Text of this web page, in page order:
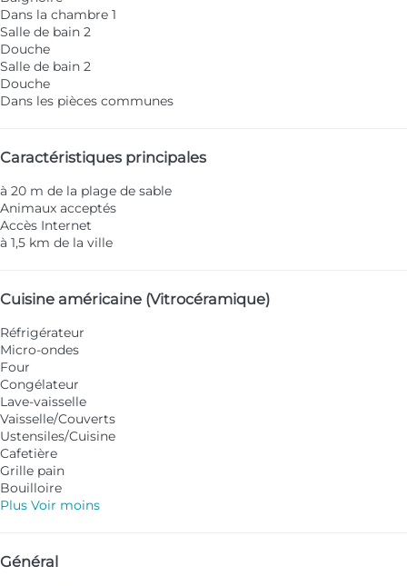
Dans la chambre 1
Salle de bain 2
Douche
Salle de bain 2
Douche
Dans les pièces communes
Caractéristiques principales
à 20 m de la plage de sable
Animaux acceptés
Accès Internet
à 1,5 km de la ville
Cuisine américaine (Vitrocéramique)
Réfrigérateur
Micro-ondes
Four
Congélateur
Lave-vaisselle
Vaisselle/Couverts
Ustensiles/Cuisine
Cafetière
Grille pain
Bouilloire
Plus Voir moins
Général